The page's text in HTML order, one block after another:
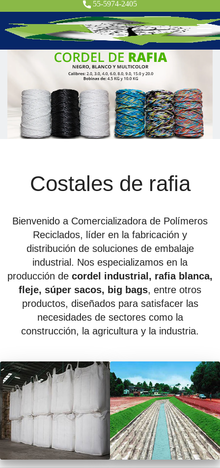
55-5974-2405
Costales de rafia
Bienvenido a Comercializadora de Polímeros
Reciclados, líder en la fabricación y
distribución de soluciones de embalaje
industrial. Nos especializamos en la
producción de cordel industrial, rafia blanca,
fleje, súper sacos, big bags, entre otros
productos, diseñados para satisfacer las
necesidades de sectores como la
construcción, la agricultura y la industria.